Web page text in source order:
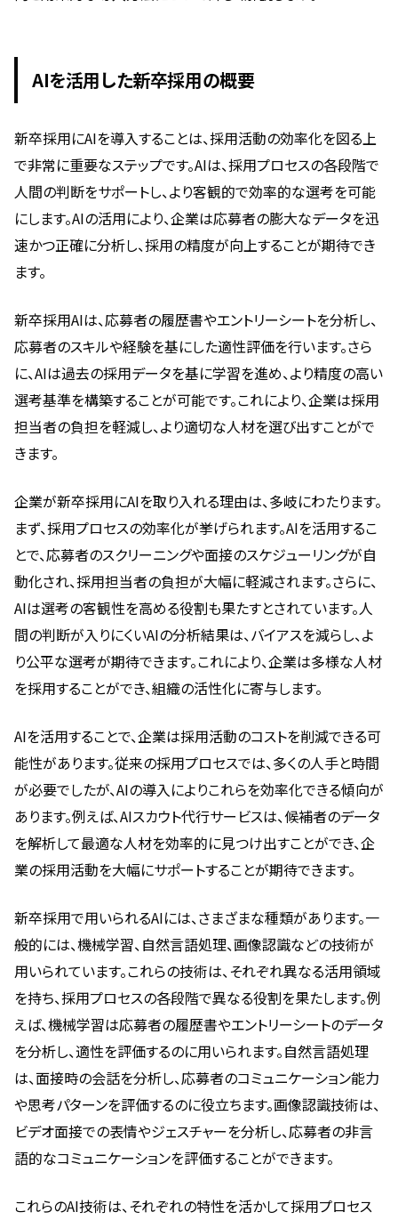
AIを活用した新卒採用の概要
新卒採用にAIを導入することは、採用活動の効率化を図る上
で非常に重要なステップです。AIは、採用プロセスの各段階で
人間の判断をサポートし、より客観的で効率的な選考を可能
にします。AIの活用により、企業は応募者の膨大なデータを迅
速かつ正確に分析し、採用の精度が向上することが期待でき
ます。
新卒採用AIは、応募者の履歴書やエントリーシートを分析し、
応募者のスキルや経験を基にした適性評価を行います。さら
に、AIは過去の採用データを基に学習を進め、より精度の高い
選考基準を構築することが可能です。これにより、企業は採用
担当者の負担を軽減し、より適切な人材を選び出すことがで
きます。
企業が新卒採用にAIを取り入れる理由は、多岐にわたります。
まず、採用プロセスの効率化が挙げられます。AIを活用するこ
とで、応募者のスクリーニングや面接のスケジューリングが自
動化され、採用担当者の負担が大幅に軽減されます。さらに、
AIは選考の客観性を高める役割も果たすとされています。人
間の判断が入りにくいAIの分析結果は、バイアスを減らし、よ
り公平な選考が期待できます。これにより、企業は多様な人材
を採用することができ、組織の活性化に寄与します。
AIを活用することで、企業は採用活動のコストを削減できる可
能性があります。従来の採用プロセスでは、多くの人手と時間
が必要でしたが、AIの導入によりこれらを効率化できる傾向が
あります。例えば、AIスカウト代行サービスは、候補者のデータ
を解析して最適な人材を効率的に見つけ出すことができ、企
業の採用活動を大幅にサポートすることが期待できます。
新卒採用で用いられるAIには、さまざまな種類があります。一
般的には、機械学習、自然言語処理、画像認識などの技術が
用いられています。これらの技術は、それぞれ異なる活用領域
を持ち、採用プロセスの各段階で異なる役割を果たします。例
えば、機械学習は応募者の履歴書やエントリーシートのデータ
を分析し、適性を評価するのに用いられます。自然言語処理
は、面接時の会話を分析し、応募者のコミュニケーション能力
や思考パターンを評価するのに役立ちます。画像認識技術は、
ビデオ面接での表情やジェスチャーを分析し、応募者の非言
語的なコミュニケーションを評価することができます。
これらのAI技術は、それぞれの特性を活かして採用プロセス